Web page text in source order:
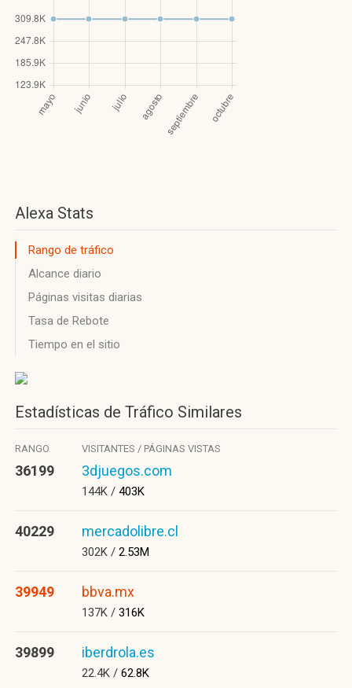
Alexa Stats
Rango de tráfico
Alcance diario
Páginas visitas diarias
Tasa de Rebote
Tiempo en el sitio
Estadísticas de Tráfico Similares
RANGO VISITANTES / PÁGINAS VISTAS
36199 3djuegos.com
144K / 403K
40229 mercadolibre.cl
302K / 2.53M
39949 bbva.mx
137K / 316K
39899 iberdrola.es
22.4K / 62.8K